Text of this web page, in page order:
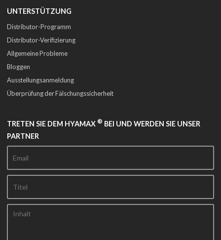
UNTERSTÜTZUNG
Distributor-Programm
Distributor-Verifizierung
Allgemeine Probleme
Bloggen
Ausstellungsanmeldung
Überprüfung der Fälschungssicherheit
TRETEN SIE DEM HYAMAX ® BEI UND WERDEN SIE UNSER
PARTNER